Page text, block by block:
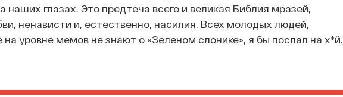
наших глазах. Это предтеча всего и великая Библия мразей,
ненависти и, естественно, насилия. Всех молодых людей,
уровне мемов не знают о «Зеленом слонике», я бы послал на х*й.